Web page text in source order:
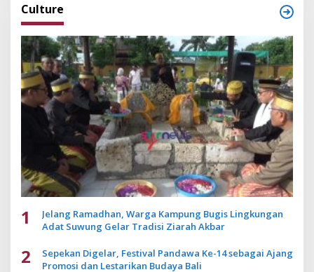
Culture
1
Jelang Ramadhan, Warga Kampung Bugis Lingkungan
Adat Suwung Gelar Tradisi Ziarah Akbar
2
Sepekan Digelar, Festival Pandawa Ke-14 sebagai Ajang
Promosi dan Lestarikan Budaya Bali